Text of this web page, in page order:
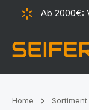
springenAb 2000€:
Home Sortiment